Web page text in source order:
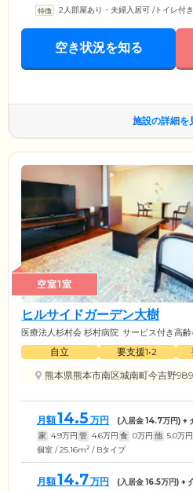
2人部屋あり・夫婦入居可 /トイレ付
空き状況を知る
施設の詳細を
空室1室
ヒルサイドガーデン大樹
医療法人杉村会 杉村病院 サービス付き高
自立 要支援1•2
熊本県熊本市南区城南町今吉野
月額14.5 万円 (入居金14.7万円) +
家 4.9万円 管 4.6万円 食 0万円 他 5.0万円
個室 / 25.16m2 / Bタイプ
月額14.7万円 (入居金16.5万円) +